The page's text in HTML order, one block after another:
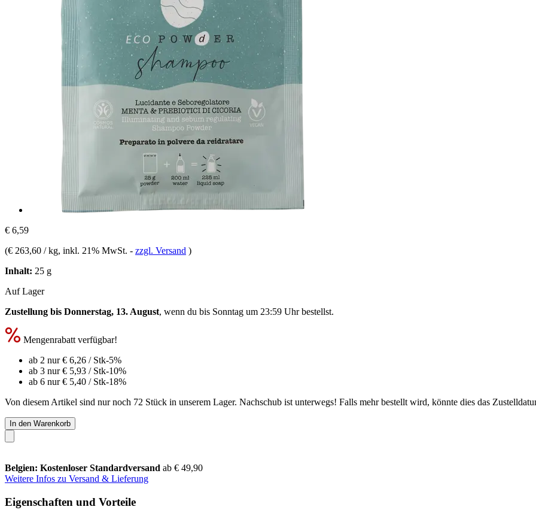
€ 6,59
(€ 263,60 / kg, inkl. 21% MwSt. - zzgl. Versand )
Inhalt: 25 g
Auf Lager
Zustellung bis Donnerstag, 13. August, wenn du bis Sonntag um 23:59 Uhrbestellst.
Mengenrabatt verfügbar!
ab 2 nur€ 6,26 / Stk-5%
ab 3 nur€ 5,93 / Stk-10%
ab 6 nur€ 5,40 / Stk-18%
Von diesem Artikel sind nur noch 72 Stück in unserem Lager. Nachschub ist unterwegs! Falls mehr bestellt wird, könnte dies das
In den Warenkorb
Belgien: Kostenloser Standardversand ab € 49,90
Weitere Infos zu Versand & Lieferung
Eigenschaften und Vorteile